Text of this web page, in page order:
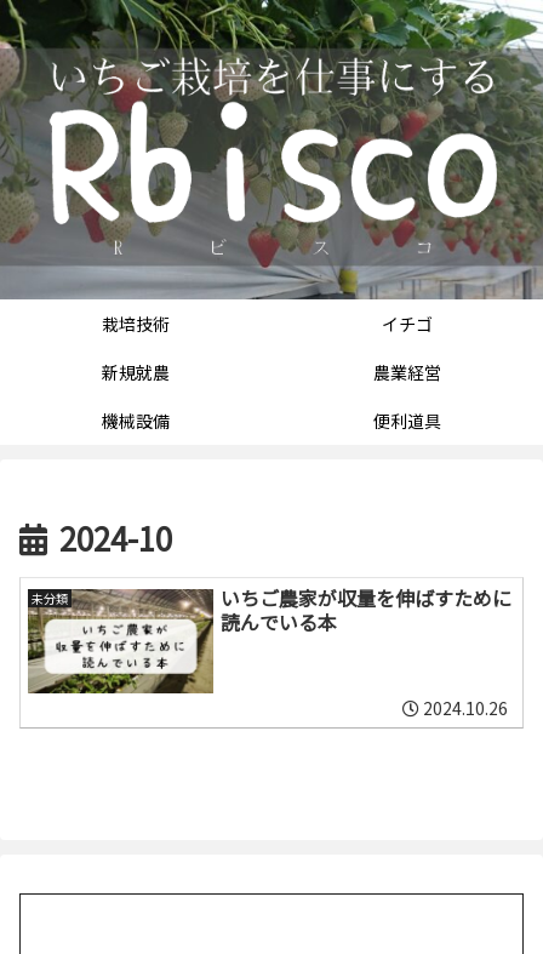
栽培技術
イチゴ
新規就農
農業経営
機械設備
便利道具
2024-10
未分類
いちご農家が収量を伸ばすために
読んでいる本
2024.10.26